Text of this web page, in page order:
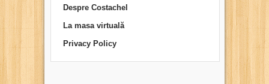
Despre Costachel
La masa virtuală
Privacy Policy